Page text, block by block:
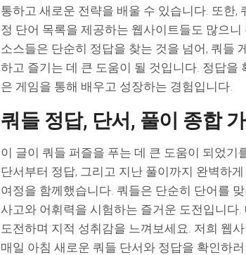
통하고 새로운 전략을 배울 수 있습니다. 또한,
정 단어 목록을 제공하는 웹사이트들도 많으니
소스들은 단순히 정답을 찾는 것을 넘어, 쿼들
하고 즐기는 데 큰 도움이 될 것입니다. 정답을
은 게임을 통해 배우고 성장하는 경험입니다.
쿼들 정답, 단서, 풀이 종합
이 글이 쿼들 퍼즐을 푸는 데 큰 도움이 되었기
단서부터 정답, 그리고 지난 풀이까지 완벽하
여정을 함께했습니다. 쿼들은 단순히 단어를
사고와 어휘력을 시험하는 즐거운 도전입니다.
도전하며 지적 성취감을 느껴보세요. 저희 웹
매일 아침 새로운 쿼들 단서와 정답을 확인하